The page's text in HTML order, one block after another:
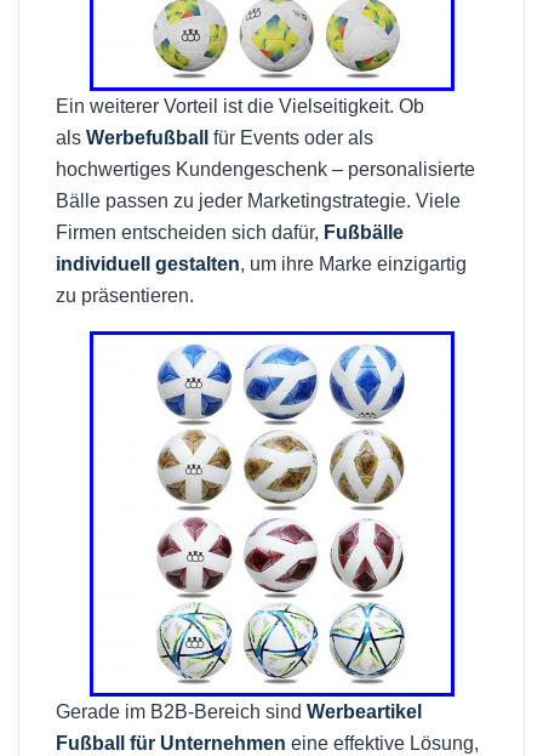
Ein weiterer Vorteil ist die Vielseitigkeit. Ob
als Werbefußball
für Events oder als
hochwertiges Kundengeschenk – personalisierte
Bälle passen zu jeder Marketingstrategie. Viele
Firmen entscheiden sich dafür, Fußbälle
individuell gestalten, um ihre Marke einzigartig
zu präsentieren.
Gerade im B2B-Bereich sind Werbeartikel
Fußball für Unternehmen eine effektive Lösung,